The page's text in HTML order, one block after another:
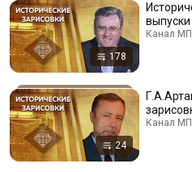
178
выпуски
Канал
24
Канал